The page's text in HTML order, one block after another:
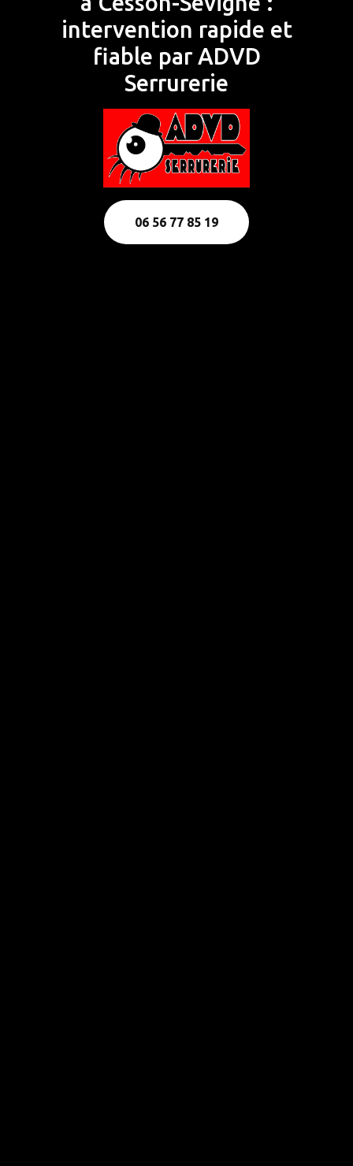
intervention rapide et
fiable par ADVD
Serrurerie
06 56 77 85 19